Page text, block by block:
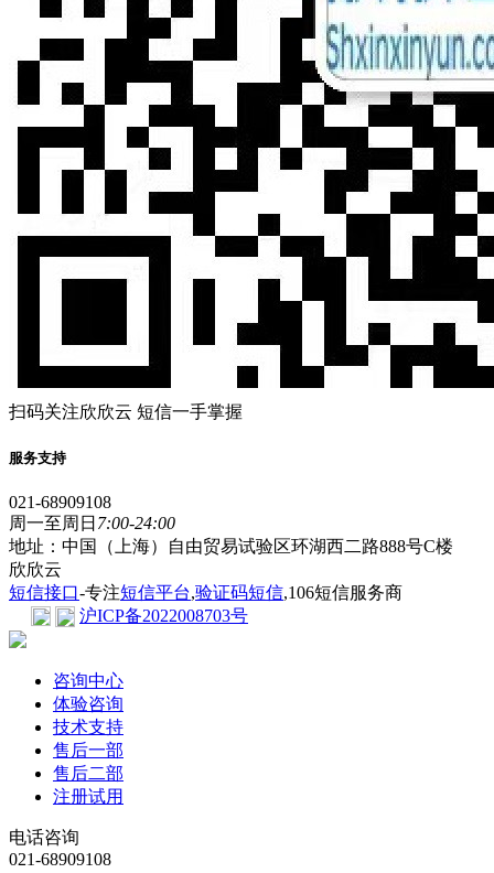
扫码关注欣欣云 短信一手掌握
服务支持
021-68909108
周一至周日 7:00-24:00
地址：中国（上海）自由贸易试验区环湖西二路888号C楼
欣欣云
短信接口-专注短信平台,验证码短信,106短信服务商
沪ICP备2022008703号
咨询中心
体验咨询
技术支持
售后一部
售后二部
注册试用
电话咨询
021-68909108